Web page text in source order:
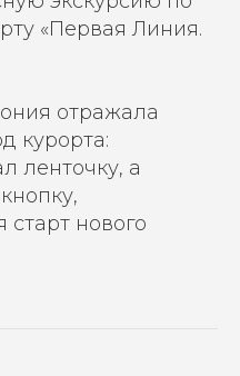
«Первая Линия.
отражала
курорта:
ленточку, а
нового